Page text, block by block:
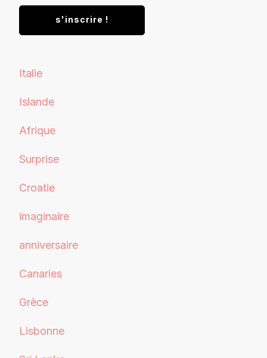
Italie
Islande
Afrique
Surprise
Croatie
imaginaire
anniversaire
Canaries
Grèce
Lisbonne